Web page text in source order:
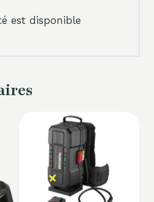
est disponible